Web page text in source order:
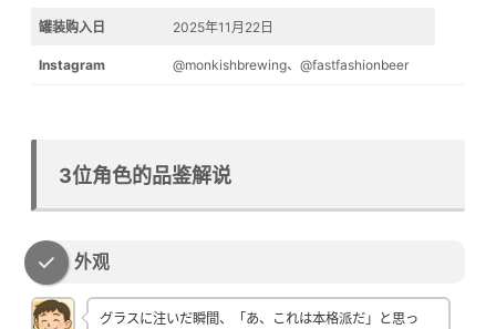
罐装购入日 2025年11月22日
Instagram @monkishbrewing、@fastfashionbeer
3位角色的品鉴解说
外观
グラスに注いだ瞬間、「あ、これは本格派だ」と思っ